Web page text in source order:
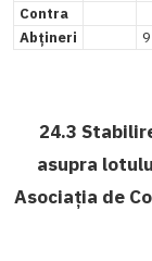
Contra
Abțineri
9
24.3
asupra
Asociația de